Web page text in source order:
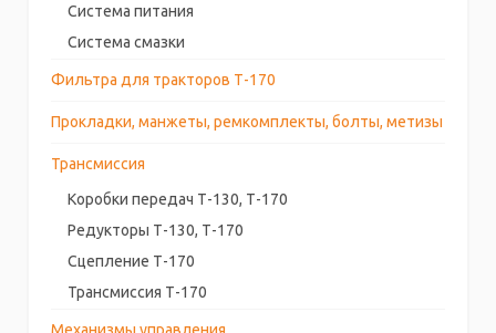
Система питания
Система смазки
Фильтра для тракторов Т-170
Прокладки, манжеты, ремкомплекты, болты, метизы
Трансмиссия
Коробки передач Т-130, Т-170
Редукторы Т-130, Т-170
Сцепление Т-170
Трансмиссия Т-170
Механизмы управления